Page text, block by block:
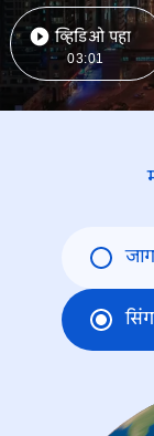
व्हिडिओ पहा
03:01